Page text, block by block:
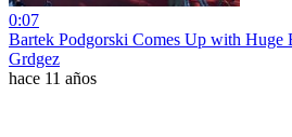
0:07
Bartek Podgorski Comes Up with Huge
Grdgez
hace 11 años